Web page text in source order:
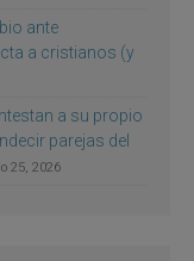
ante
a cristianos (y
a su propio
parejas del
25, 2026